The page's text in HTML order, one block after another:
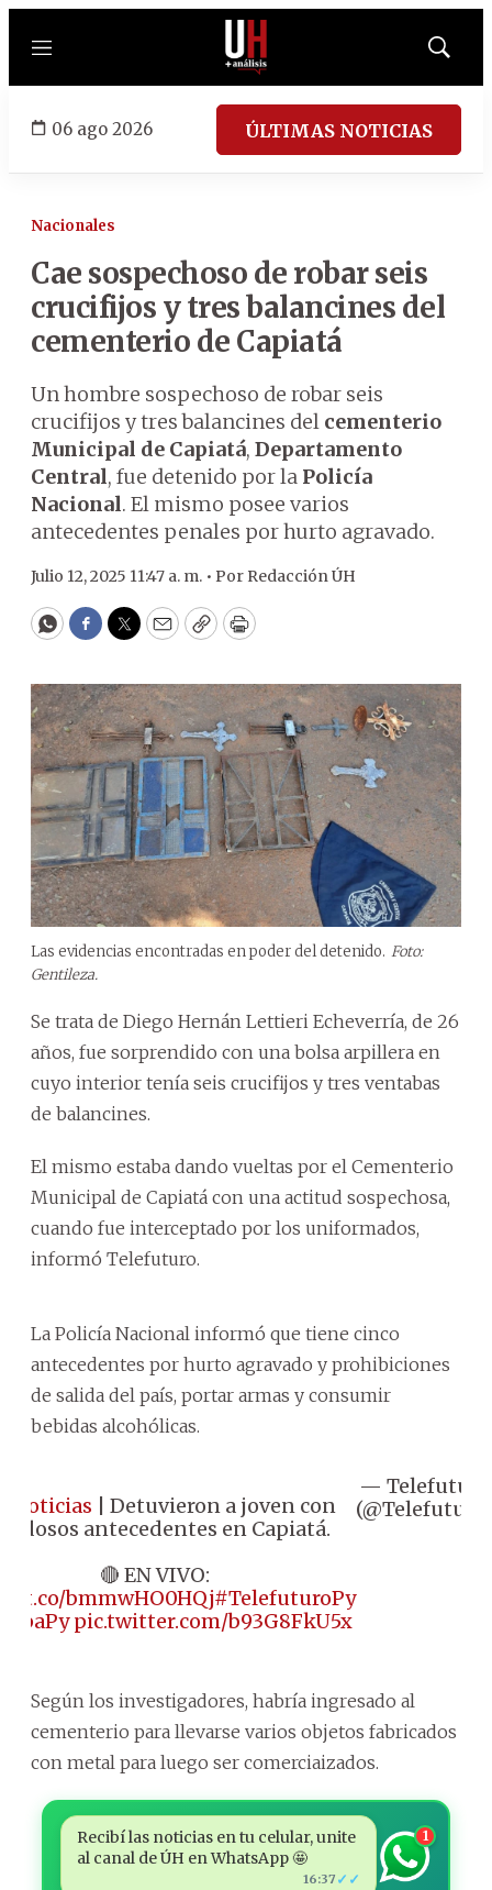
Menú
Mostrar
06 ago 2026 ÚLTIMAS NOTICIAS
Nacionales
Cae sospechoso de robar seis
crucifijos y tres balancines del
cementerio de Capiatá
Un hombre sospechoso de robar seis
crucifijos y tres balancines del cementerio
Municipal de Capiatá, Departamento
Central, fue detenido por la Policía
Nacional. El mismo posee varios
antecedentes penales por hurto agravado.
Julio 12, 2025 11:47 a. m. • Por Redacción ÚH
WhatsApp
Facebook
Twitter
EmailCopyPrint
Las evidencias encontradas en poder del detenido. Foto:
Gentileza.
Se trata de Diego Hernán Lettieri Echeverría, de 26
años, fue sorprendido con una bolsa arpillera en
cuyo interior tenía seis crucifijos y tres ventabas
de balancines.
El mismo estaba dando vueltas por el Cementerio
Municipal de Capiatá con una actitud sospechosa,
cuando fue interceptado por los uniformados,
informó Telefuturo.
La Policía Nacional informó que tiene cinco
antecedentes por hurto agravado y prohibiciones
de salida del país, portar armas y consumir
bebidas alcohólicas.
| Detuvieron a joven con
antecedentes en Capiatá.
🔴 EN VIVO:
t.co/bmmwHO0HQj#TelefuturoPy
pic.twitter.com/b93G8FkU5x
— Telefuturo
(@Telefuturo)
Según los investigadores, habría ingresado al
cementerio para llevarse varios objetos fabricados
con metal para luego ser comerciaizados.
Recibí las noticias en tu celular, unite
al canal de ÚH en WhatsApp 🤩
16:37 ✓✓
1